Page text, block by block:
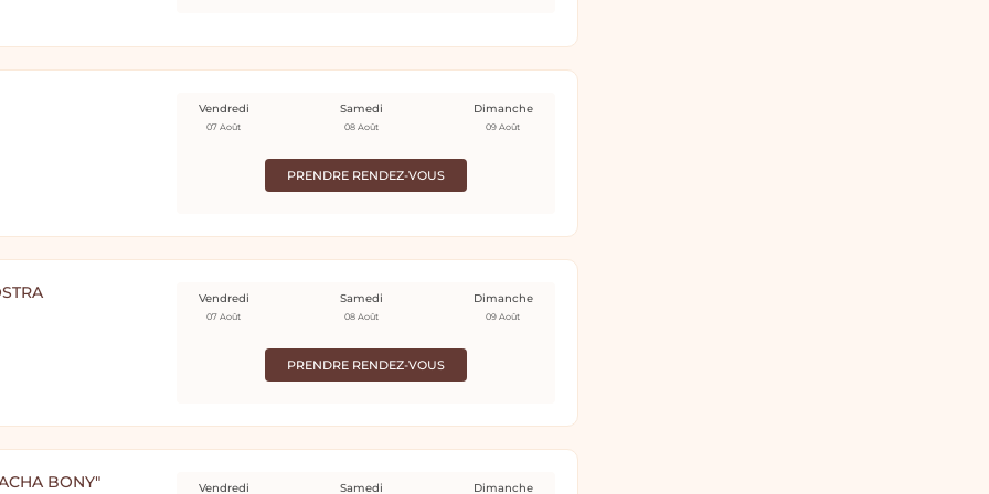
PRENDRE RENDEZ-VOUS
Vendredi
07 Août
Samedi
08 Août
Dimanche
09 Août
PRENDRE RENDEZ-VOUS
Vendredi
07 Août
Samedi
08 Août
Dimanche
09 Août
BONY" Vendredi Samedi Dimanche